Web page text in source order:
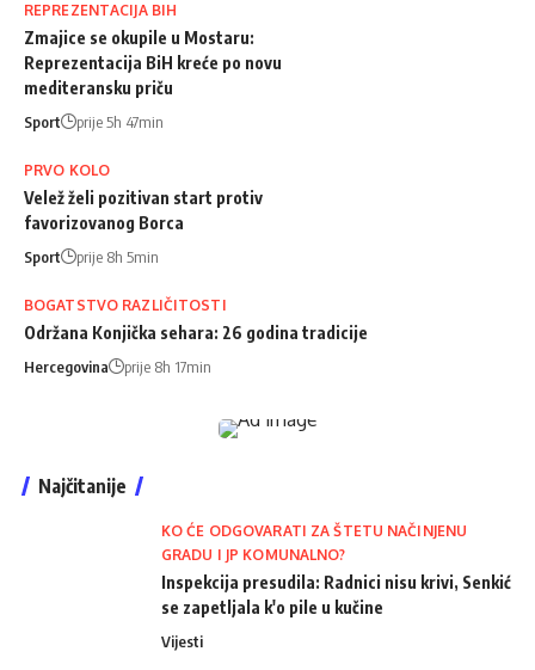
REPREZENTACIJA BIH
Zmajice se okupile u Mostaru:
Reprezentacija BiH kreće po novu
mediteransku priču
Sport prije 5h 47min
PRVO KOLO
Velež želi pozitivan start protiv
favorizovanog Borca
Sport prije 8h 5min
BOGATSTVO RAZLIČITOSTI
Održana Konjička sehara: 26 godina tradicije
Hercegovina prije 8h 17min
Najčitanije
KO ĆE ODGOVARATI ZA ŠTETU NAČINJENU
GRADU I JP KOMUNALNO?
Inspekcija presudila: Radnici nisu krivi, Senkić
se zapetljala k'o pile u kučine
Vijesti